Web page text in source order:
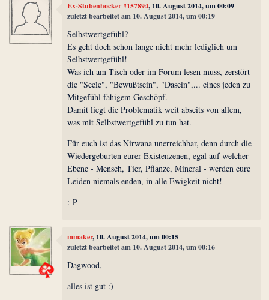
Ex-Stubenhocker #157894, 10. August 2014, um 00:09
zuletzt bearbeitet am 10. August 2014, um 00:19
Selbstwertgefühl?
Es geht doch schon lange nicht mehr lediglich um
Selbstwertgefühl!
Was ich am Tisch oder im Forum lesen muss, zerstört
die "Seele", "Bewußtsein", "Dasein",... eines jeden zu
Mitgefühl fähigem Geschöpf.
Damit liegt die Problematik weit abseits von allem,
was mit Selbstwertgefühl zu tun hat.
Für euch ist das Nirwana unerreichbar, denn durch die
Wiedergeburten eurer Existenzenen, egal auf welcher
Ebene - Mensch, Tier, Pflanze, Mineral - werden eure
Leiden niemals enden, in alle Ewigkeit nicht!
:-P
mmaker, 10. August 2014, um 00:15
zuletzt bearbeitet am 10. August 2014, um 00:16
Dagwood,
alles ist gut :)